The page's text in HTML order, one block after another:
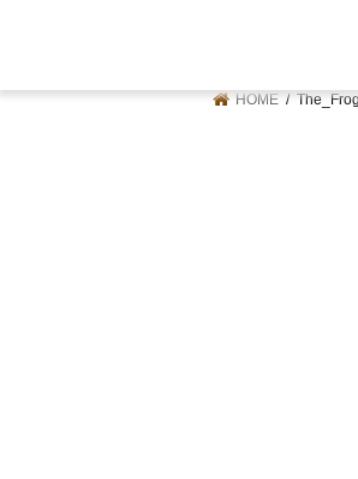
HOME The_Frog